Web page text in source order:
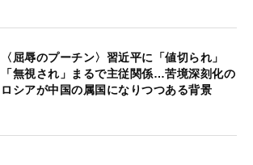
〈屈辱のプーチン〉習近平に「値切られ」
「無視され」まるで主従関係…苦境深刻化の
ロシアが中国の属国になりつつある背景